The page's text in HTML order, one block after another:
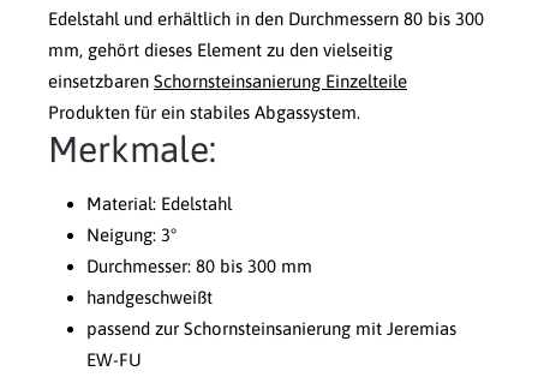
Edelstahl und erhältlich in den Durchmessern 80 bis 300
mm, gehört dieses Element zu den vielseitig
einsetzbaren Schornsteinsanierung Einzelteile
Produkten für ein stabiles Abgassystem.
Merkmale:
Material: Edelstahl
Neigung: 3°
Durchmesser: 80 bis 300 mm
handgeschweißt
passend zur Schornsteinsanierung mit Jeremias
EW-FU